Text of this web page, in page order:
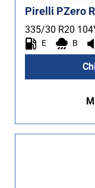
Pirelli PZero
335/30 R20 104
E B